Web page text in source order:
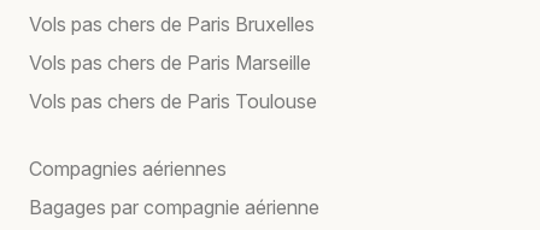
Vols pas chers de Paris Bruxelles
Vols pas chers de Paris Marseille
Vols pas chers de Paris Toulouse
Compagnies aériennes
Bagages par compagnie aérienne